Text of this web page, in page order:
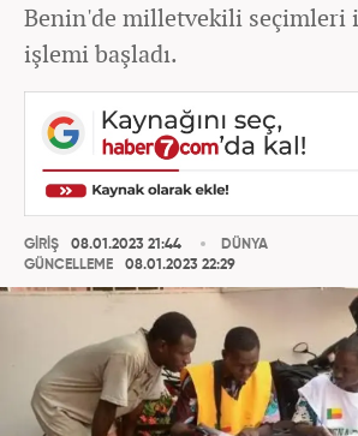
Benin'de milletvekili seçimleri
işlemi başladı.
GİRİŞ
08.01.2023 21:44
GÜNCELLEME
08.01.2023 22:29
DÜNYA